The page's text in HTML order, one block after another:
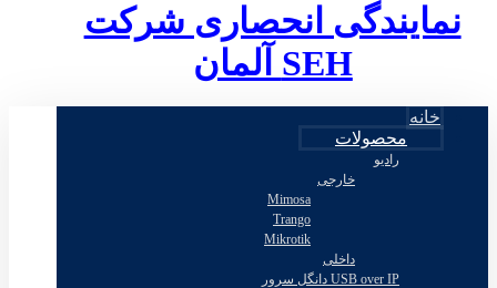
نمایندگی انحصاری شرکت
SEH آلمان
خانه
محصولات
رادیو
خارجی
Mimosa
Trango
Mikrotik
داخلی
USB over IP دانگل سرور